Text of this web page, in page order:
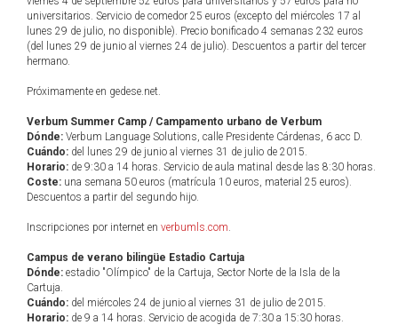
universitarios. Servicio de comedor 25 euros (excepto del miércoles 17 al
lunes 29 de julio, no disponible). Precio bonificado 4 semanas 232 euros
(del lunes 29 de junio al viernes 24 de julio). Descuentos a partir del tercer
hermano.
Próximamente en gedese.net.
Verbum Summer Camp / Campamento urbano de Verbum
Dónde: Verbum Language Solutions, calle Presidente Cárdenas, 6 acc D.
Cuándo: del lunes 29 de junio al viernes 31 de julio de 2015.
Horario: de 9:30 a 14 horas. Servicio de aula matinal desde las 8:30 horas.
Coste: una semana 50 euros (matrícula 10 euros, material 25 euros).
Descuentos a partir del segundo hijo.
Inscripciones por internet en verbumls.com.
Campus de verano bilingüe Estadio Cartuja
Dónde: estadio "Olímpico" de la Cartuja, Sector Norte de la Isla de la
Cartuja.
Cuándo: del miércoles 24 de junio al viernes 31 de julio de 2015.
Horario: de 9 a 14 horas. Servicio de acogida de 7:30 a 15:30 horas.